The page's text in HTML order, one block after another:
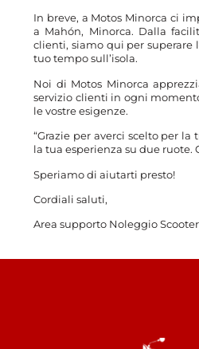
In breve, a Motos Minorca ci
a Mahón, Minorca. Dalla
clienti, siamo qui per superare
tuo tempo sull’isola.
Noi di Motos Minorca
servizio clienti in ogni
le vostre esigenze.
“Grazie per averci scelto per
la tua esperienza su due ruote.
Speriamo di aiutarti presto!
Cordiali saluti,
Area supporto Noleggio